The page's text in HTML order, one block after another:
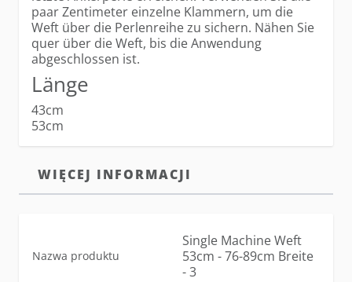
paar Zentimeter einzelne Klammern, um die
Weft über die Perlenreihe zu sichern. Nähen Sie
quer über die Weft, bis die Anwendung
abgeschlossen ist.
Länge
43cm
53cm
WIĘCEJ INFORMACJI
Nazwa produktu
Single Machine Weft
53cm - 76-89cm Breite
- 3